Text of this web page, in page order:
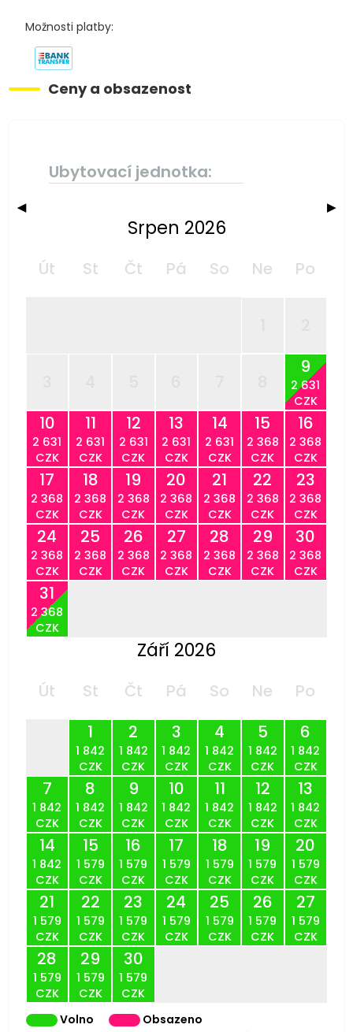
Možnosti platby:
Ceny a obsazenost
Ubytovací jednotka:
◀ ▶
Srpen 2026
Út St Čt Pá So Ne Po
9
2 631
CZK
10
2 631
CZK
11
2 631
CZK
12
2 631
CZK
13
2 631
CZK
14
2 631
CZK
15
2 368
CZK
16
2 368
CZK
17
2 368
CZK
18
2 368
CZK
19
2 368
CZK
20
2 368
CZK
21
2 368
CZK
22
2 368
CZK
23
2 368
CZK
24
2 368
CZK
25
2 368
CZK
26
2 368
CZK
27
2 368
CZK
28
2 368
CZK
29
2 368
CZK
30
2 368
CZK
31
2 368
CZK
Září 2026
Út St Čt Pá So Ne
Po
1
1 842
CZK
2
1 842
CZK
3
1 842
CZK
4
1 842
CZK
5
1 842
CZK
6
1 842
CZK
7
1 842
CZK
8
1 842
CZK
9
1 842
CZK
10
1 842
CZK
11
1 842
CZK
12
1 842
CZK
13
1 842
CZK
14
1 842
CZK
15
1 579
CZK
16
1 579
CZK
17
1 579
CZK
18
1 579
CZK
19
1 579
CZK
20
1 579
CZK
21
1 579
CZK
22
1 579
CZK
23
1 579
CZK
24
1 579
CZK
25
1 579
CZK
26
1 579
CZK
27
1 579
CZK
28
1 579
CZK
29
1 579
CZK
30
1 579
CZK
Volno
Obsazeno